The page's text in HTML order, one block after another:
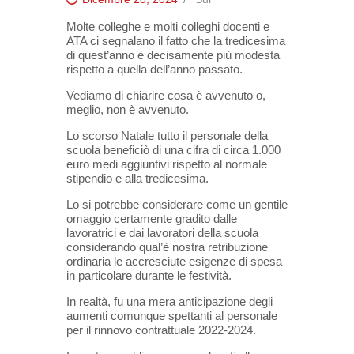
Molte colleghe e molti colleghi docenti e
ATA ci segnalano il fatto che la tredicesima
di quest’anno è decisamente più modesta
rispetto a quella dell’anno passato.
Vediamo di chiarire cosa è avvenuto o,
meglio, non è avvenuto.
Lo scorso Natale tutto il personale della
scuola beneficiò di una cifra di circa 1.000
euro medi aggiuntivi rispetto al normale
stipendio e alla tredicesima.
Lo si potrebbe considerare come un gentile
omaggio certamente gradito dalle
lavoratrici e dai lavoratori della scuola
considerando qual’è nostra retribuzione
ordinaria le accresciute esigenze di spesa
in particolare durante le festività.
In realtà, fu una mera anticipazione degli
aumenti comunque spettanti al personale
per il rinnovo contrattuale 2022-2024.